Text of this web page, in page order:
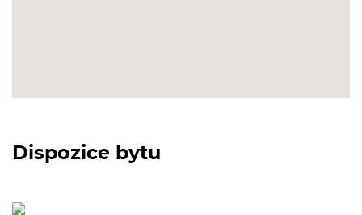
Dispozice bytu